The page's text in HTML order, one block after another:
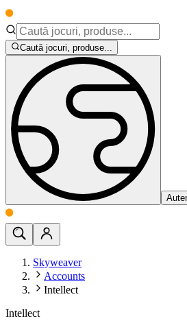
Caută jocuri, produse...
Skyweaver
Accounts
Intellect
Intellect